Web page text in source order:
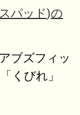
パッド)の
ブズフィッ
くびれ」